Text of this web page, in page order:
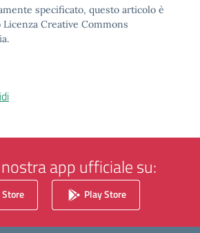
specificato, questo articolo è
Creative Commons
app ufficiale su:
Play Store